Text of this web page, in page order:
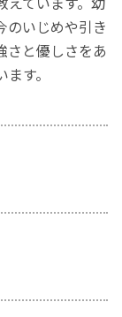
のいじめや引き
さと優しさをあ
す。